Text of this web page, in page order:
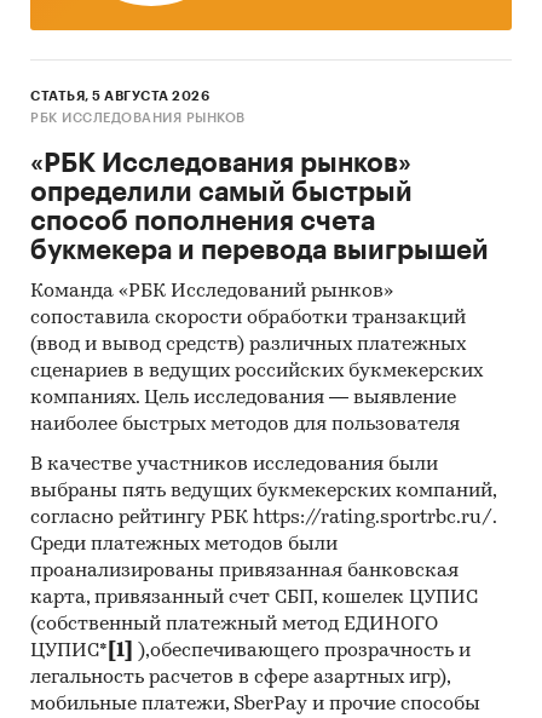
СТАТЬЯ, 5 АВГУСТА 2026
РБК ИССЛЕДОВАНИЯ РЫНКОВ
«РБК Исследования рынков»
определили самый быстрый
способ пополнения счета
букмекера и перевода выигрышей
Команда «РБК Исследований рынков»
сопоставила скорости обработки транзакций
(ввод и вывод средств) различных платежных
сценариев в ведущих российских букмекерских
компаниях. Цель исследования — выявление
наиболее быстрых методов для пользователя
В качестве участников исследования были
выбраны пять ведущих букмекерских компаний,
согласно рейтингу РБК https://rating.sportrbc.ru/.
Среди платежных методов были
проанализированы привязанная банковская
карта, привязанный счет СБП, кошелек ЦУПИС
(собственный платежный метод ЕДИНОГО
ЦУПИС* [1]
),обеспечивающего прозрачность и
легальность расчетов в сфере азартных игр),
мобильные платежи, SberPay и прочие способы